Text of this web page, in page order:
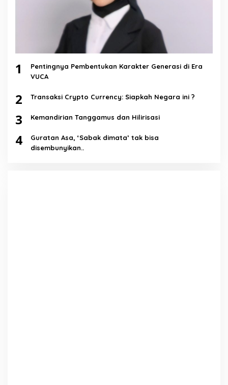
1
Pentingnya Pembentukan Karakter Generasi di Era
VUCA
2 Transaksi Crypto Currency: Siapkah Negara ini ?
3 Kemandirian Tanggamus dan Hilirisasi
4
Guratan Asa, ‘Sabak dimata’ tak bisa
disembunyikan..